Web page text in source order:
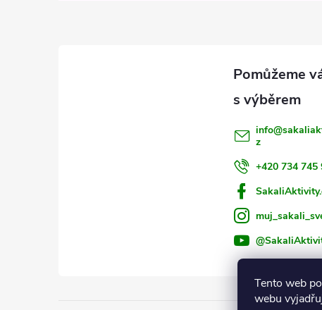
Tento web
webu
info@
z
+420 734 745